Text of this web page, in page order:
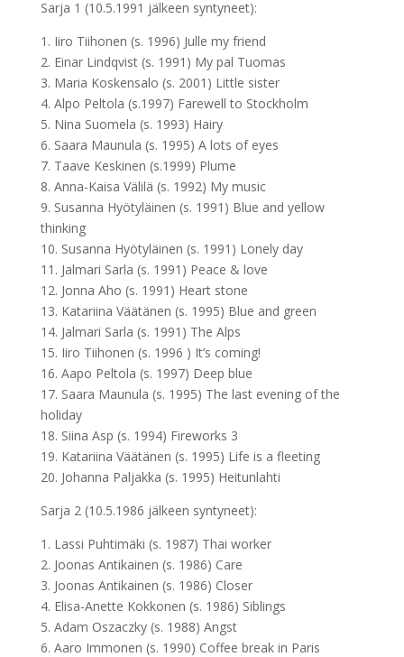
Sarja 1 (10.5.1991 jälkeen syntyneet):
1. Iiro Tiihonen (s. 1996) Julle my friend
2. Einar Lindqvist (s. 1991) My pal Tuomas
3. Maria Koskensalo (s. 2001) Little sister
4. Alpo Peltola (s.1997) Farewell to Stockholm
5. Nina Suomela (s. 1993) Hairy
6. Saara Maunula (s. 1995) A lots of eyes
7. Taave Keskinen (s.1999) Plume
8. Anna-Kaisa Välilä (s. 1992) My music
9. Susanna Hyötyläinen (s. 1991) Blue and yellow
thinking
10. Susanna Hyötyläinen (s. 1991) Lonely day
11. Jalmari Sarla (s. 1991) Peace & love
12. Jonna Aho (s. 1991) Heart stone
13. Katariina Väätänen (s. 1995) Blue and green
14. Jalmari Sarla (s. 1991) The Alps
15. Iiro Tiihonen (s. 1996 ) It’s coming!
16. Aapo Peltola (s. 1997) Deep blue
17. Saara Maunula (s. 1995) The last evening of the
holiday
18. Siina Asp (s. 1994) Fireworks 3
19. Katariina Väätänen (s. 1995) Life is a fleeting
20. Johanna Paljakka (s. 1995) Heitunlahti
Sarja 2 (10.5.1986 jälkeen syntyneet):
1. Lassi Puhtimäki (s. 1987) Thai worker
2. Joonas Antikainen (s. 1986) Care
3. Joonas Antikainen (s. 1986) Closer
4. Elisa-Anette Kokkonen (s. 1986) Siblings
5. Adam Oszaczky (s. 1988) Angst
6. Aaro Immonen (s. 1990) Coffee break in Paris